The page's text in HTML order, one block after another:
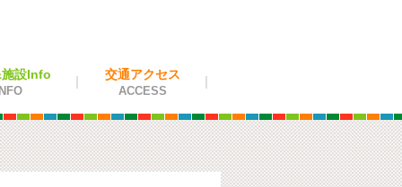
設Info 交通アクセス
ACCESS